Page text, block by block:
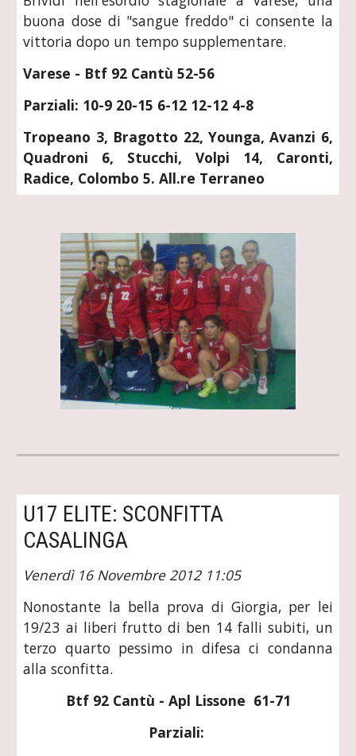
buona dose di "sangue freddo" ci consente la
vittoria dopo un tempo supplementare.
Varese - Btf 92 Cantù 52-56
Parziali: 10-9 20-15 6-12 12-12 4-8
Tropeano 3, Bragotto 22, Younga, Avanzi 6,
Quadroni 6, Stucchi, Volpi 14, Caronti,
Radice, Colombo 5. All.re Terraneo
U17 ELITE: SCONFITTA
CASALINGA
Venerdì 16 Novembre 2012 11:05
Nonostante la bella prova di Giorgia, per lei
19/23 ai liberi frutto di ben 14 falli subiti, un
terzo quarto pessimo in difesa ci condanna
alla sconfitta.
Btf 92 Cantù - Apl Lissone  61-71
Parziali: